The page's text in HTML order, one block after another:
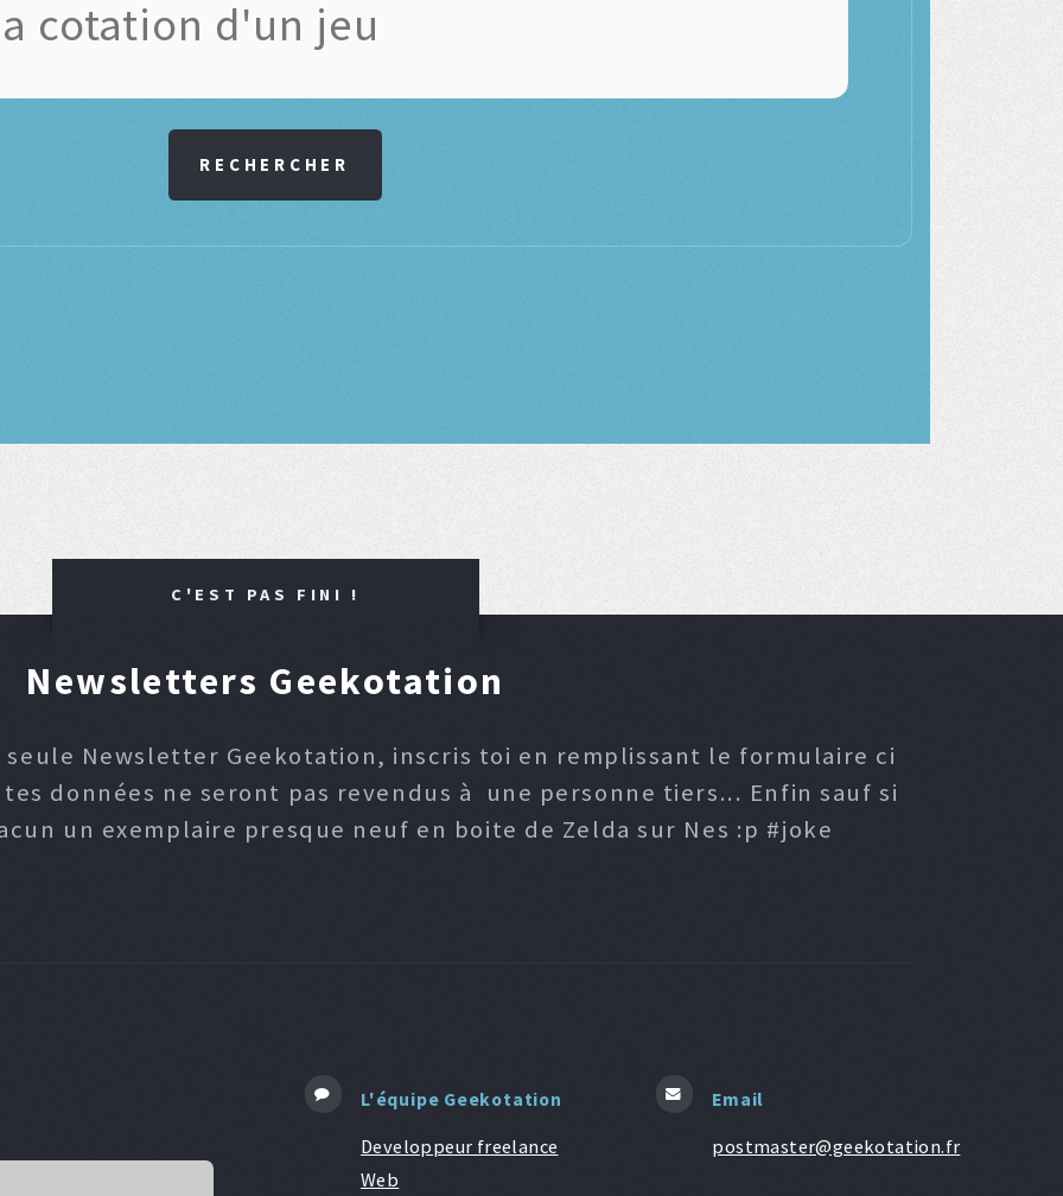
RECHERCHER
C'EST PAS FINI !
Newsletters Geekotation
seule Newsletter Geekotation, inscris toi en remplissant le formulaire ci
données ne seront pas revendus à une personne tiers... Enfin sauf si
un exemplaire presque neuf en boite de Zelda sur Nes :p #joke
L'équipe Geekotation
Developpeur freelance
Web
Email
postmaster@geekotation.fr